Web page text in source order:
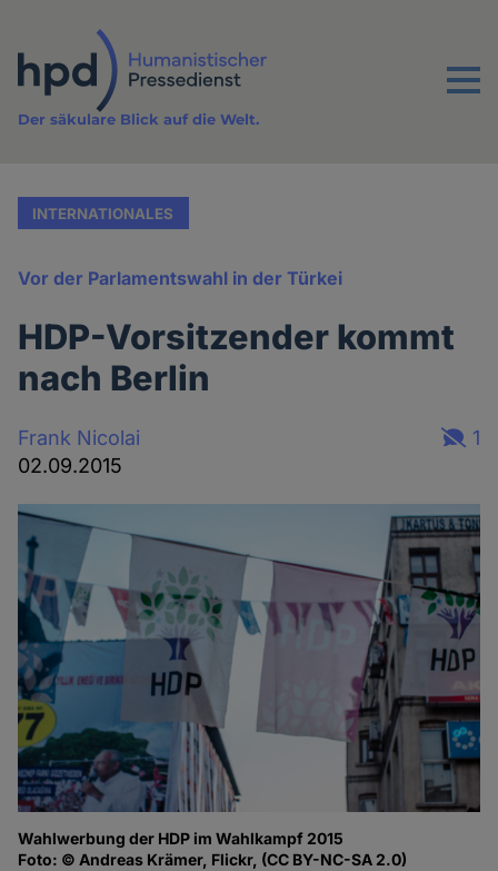
Inhalt
Menu
Der säkulare Blick auf die Welt.
INTERNATIONALES
Vor der Parlamentswahl in der Türkei
HDP-Vorsitzender kommt
nach Berlin
Frank Nicolai
02.09.2015
1
Wahlwerbung der HDP im Wahlkampf 2015
Foto: © Andreas Krämer, Flickr, (CC BY-NC-SA 2.0)